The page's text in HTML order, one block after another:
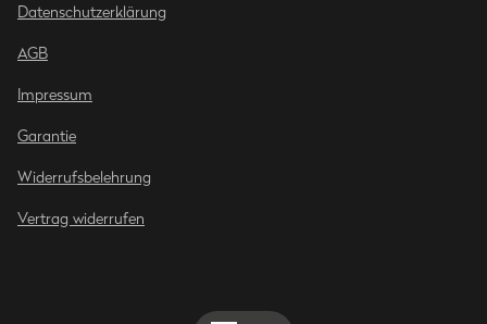
Datenschutzerklärung
AGB
Impressum
Garantie
Widerrufsbelehrung
Vertrag widerrufen